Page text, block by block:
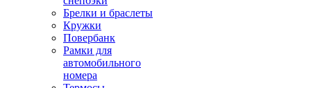
Брелки и браслеты
Кружки
Повербанк
Рамки для
автомобильного
номера